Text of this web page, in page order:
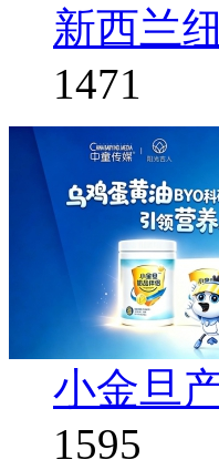
新西兰
1471
小金旦
1595